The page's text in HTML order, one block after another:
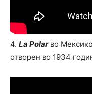
4. La Polarво
отворен во 1934